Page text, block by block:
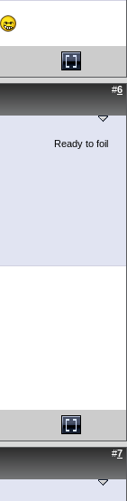
#6
Ready to foil
#7